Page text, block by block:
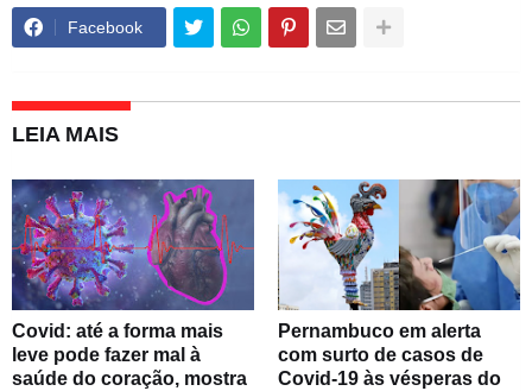
Facebook
LEIA MAIS
Covid: até a forma mais
leve pode fazer mal à
saúde do coração, mostra
Pernambuco em alerta
com surto de casos de
Covid-19 às vésperas do